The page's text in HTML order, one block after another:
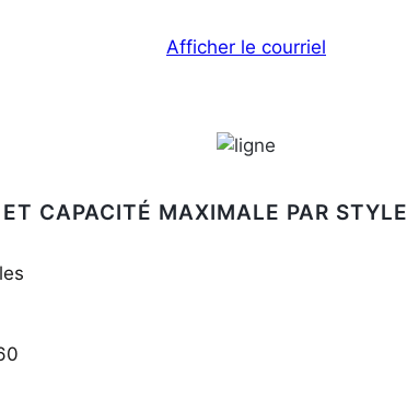
Afficher le courriel
CAPACITÉ MAXIMALE PAR STYLE